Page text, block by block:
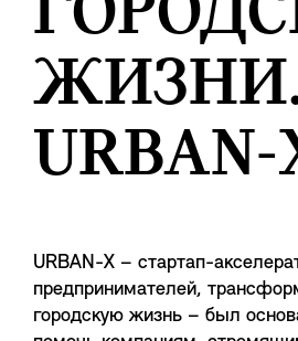
URBAN-
URBAN-X – стартап-
предпринимателей,
городскую жизнь – был